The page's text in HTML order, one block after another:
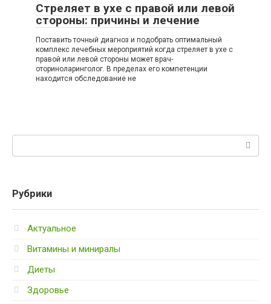
Стреляет в ухе с правой или левой
стороны: причины и лечение
Поставить точный диагноз и подобрать оптимальный
комплекс лечебных мероприятий когда стреляет в ухе с
правой или левой стороны может врач-
оториноларинголог. В пределах его компетенции
находится обследование не
Рубрики
Актуальное
Витамины и миниралы
Диеты
Здоровье